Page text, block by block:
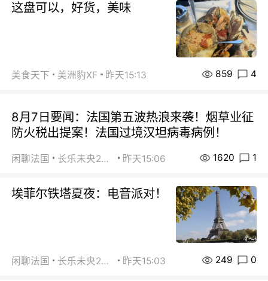
这盘可以，好货，美味
美食天下 美洲豹XF 昨天15:13 859 4
8月7日要闻：法国第五波热浪来袭！烟草业征
防火税出提案！法国过境汉坦病毒病例！
闲聊法国 长乐未央2015 昨天15:06 1620 1
埃菲尔铁塔夏夜：电音派对！
闲聊法国 长乐未央2015 昨天15:03 249 0